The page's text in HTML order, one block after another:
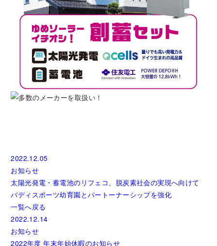
2022.12.05
お知らせ
太陽光発電・蓄電池のリフェコ、脱炭素社会の実現へ向けて
バディスポーツ幼育園とパートーナーシップを強化
一覧へ戻る
2022.12.14
お知らせ
2022年度 年末年始休暇のお知らせ